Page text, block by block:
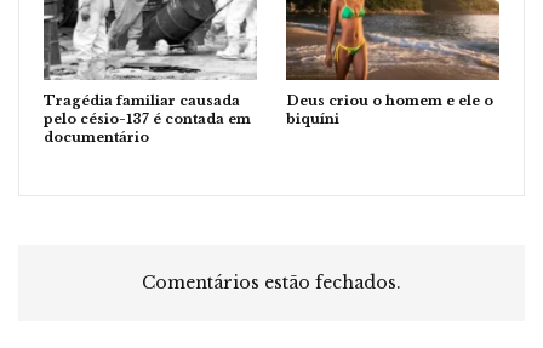
Tragédia familiar causada
pelo césio-137 é contada em
documentário
Deus criou o homem e ele o
biquíni
Comentários estão fechados.